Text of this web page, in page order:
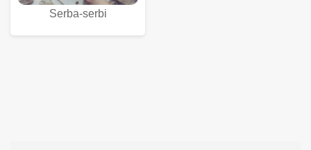
Serba-serbi